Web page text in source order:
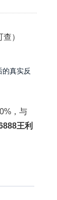
）
真实反
，与
王利